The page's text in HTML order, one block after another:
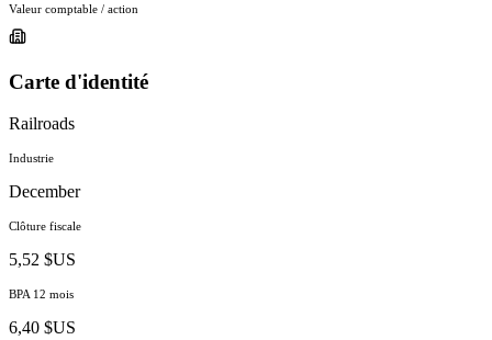
Valeur comptable / action
Carte d'identité
Railroads
Industrie
December
Clôture fiscale
5,52 $US
BPA 12 mois
6,40 $US